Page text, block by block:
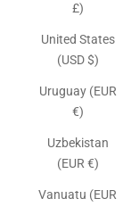
£)
United States
(USD $)
Uruguay (EUR
€)
Uzbekistan
(EUR €)
Vanuatu (EUR